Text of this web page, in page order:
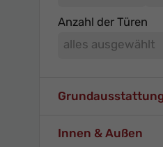
Anzahl der Türen
alles ausgewählt
Innen & Außen